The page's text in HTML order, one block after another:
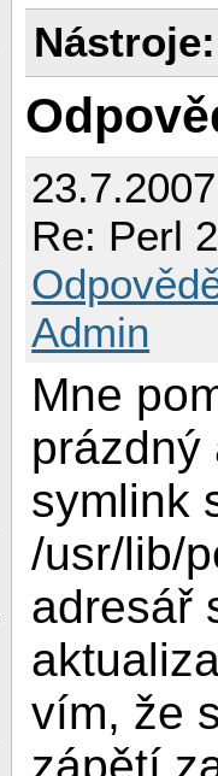
Nástroje:
Re: Perl
Admin
Mne
prázdný
symlink
/usr/lib/
adresář
vím, že